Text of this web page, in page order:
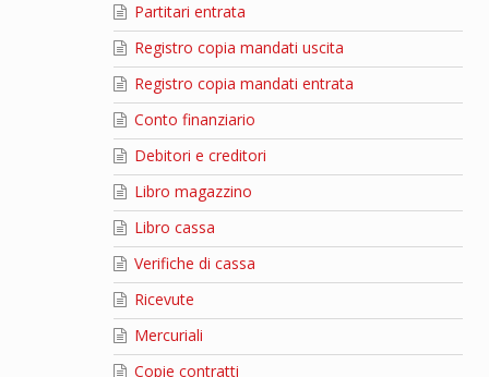
Partitari entrata
Registro copia mandati uscita
Registro copia mandati entrata
Conto finanziario
Debitori e creditori
Libro magazzino
Libro cassa
Verifiche di cassa
Ricevute
Mercuriali
Copie contratti